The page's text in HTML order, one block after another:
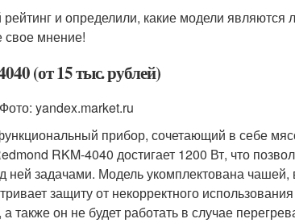
и определили, какие модели
свое мнение!
(от 15 тыс. рублей)
yandex.market.ru
прибор, сочетающий в себе
RKM-4040 достигает 1200 Вт, что
задачами. Модель укомплектована чашей,
защиту от некорректного
также он не будет работать в случае